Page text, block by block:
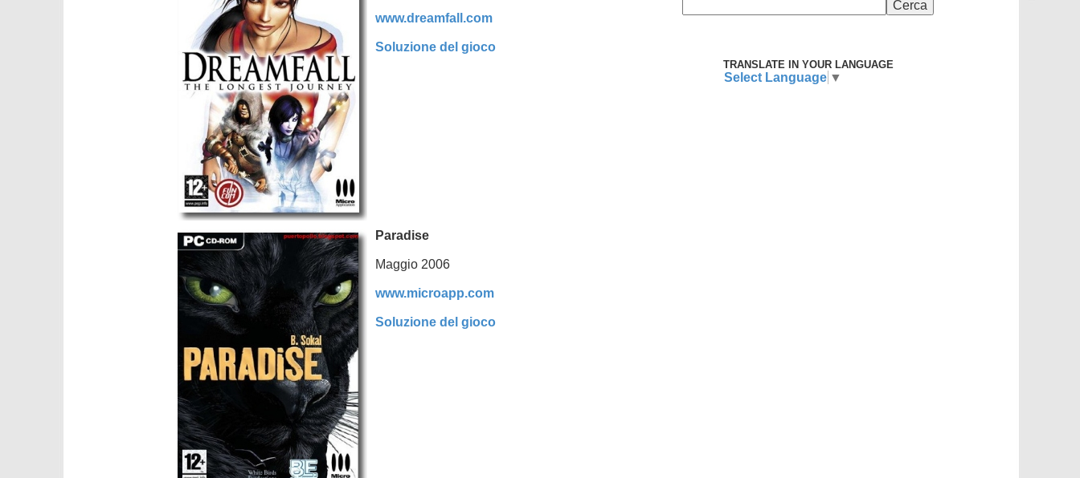
www.dreamfall.com
Soluzione del gioco
Paradise
Maggio 2006
www.microapp.com
Soluzione del gioco
TRANSLATE IN YOUR LANGUAGE
Select Language ▼